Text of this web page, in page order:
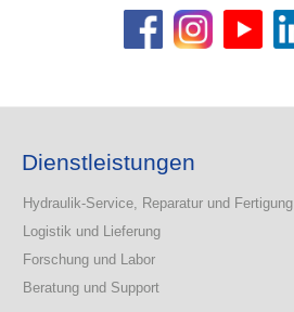
Dienstleistungen
Hydraulik-Service, Reparatur und Fertigung
Logistik und Lieferung
Forschung und Labor
Beratung und Support